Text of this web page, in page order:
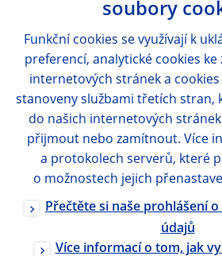
soubory
Funkční cookies se využívají k
preferencí, analytické cookies ke
internetových stránek a
stanoveny službami třetích stran,
do našich internetových
přijmout nebo zamítnout. Více
a protokolech serverů, které
o možnostech jejich
Přečtěte si naše prohlášení
údajů
Více informací o tom, jak